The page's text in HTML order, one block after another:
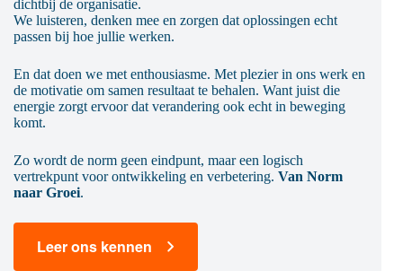
dichtbij de organisatie.
We luisteren, denken mee en zorgen dat oplossingen echt
passen bij hoe jullie werken.
En dat doen we met enthousiasme. Met plezier in ons werk en
de motivatie om samen resultaat te behalen. Want juist die
energie zorgt ervoor dat verandering ook echt in beweging
komt.
Zo wordt de norm geen eindpunt, maar een logisch
vertrekpunt voor ontwikkeling en verbetering. Van Norm
naar Groei.
Leer ons kennen